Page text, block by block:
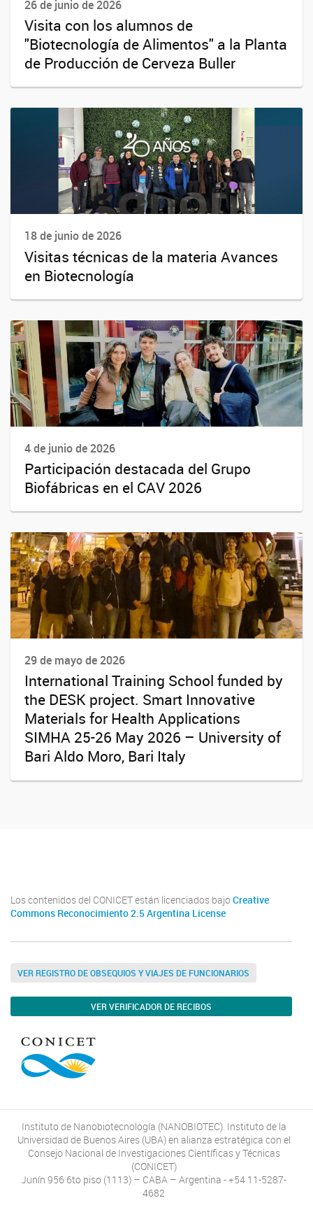
26 de junio de 2026
Visita con los alumnos de
"Biotecnología de Alimentos" a la Planta
de Producción de Cerveza Buller
18 de junio de 2026
Visitas técnicas de la materia Avances
en Biotecnología
4 de junio de 2026
Participación destacada del Grupo
Biofábricas en el CAV 2026
29 de mayo de 2026
International Training School funded by
the DESK project. Smart Innovative
Materials for Health Applications
SIMHA 25-26 May 2026 – University of
Bari Aldo Moro, Bari Italy
Los contenidos del CONICET están licenciados bajo Creative
Commons Reconocimiento 2.5 Argentina License
VER REGISTRO DE OBSEQUIOS Y VIAJES DE FUNCIONARIOS
VER VERIFICADOR DE RECIBOS
Instituto de Nanobiotecnología (NANOBIOTEC). Instituto de la
Universidad de Buenos Aires (UBA) en alianza estratégica con el
Consejo Nacional de Investigaciones Científicas y Técnicas
(CONICET)
Junín 956 6to piso (1113) – CABA – Argentina - +54 11-5287-
4682